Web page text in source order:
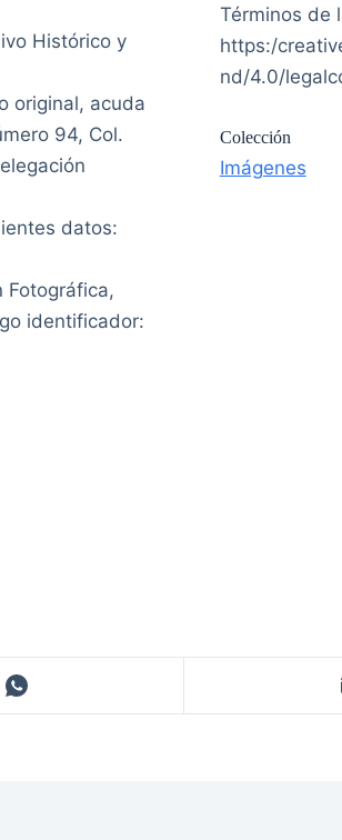
Histórico y
original, acuda
94, Col.
datos:
Fotográfica,
identificador:
Términos de
https:/
nd/4.0/
Colección
Imágenes